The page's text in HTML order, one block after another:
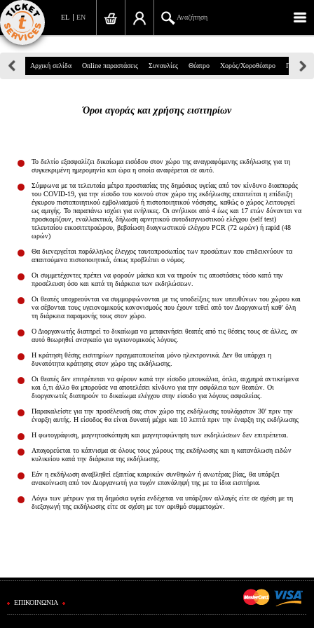
EN
EL Αναζήτηση
Πανεπιστημίου 39, Αθήνα
info@ticketservices.gr
Σύνδεση/Εγγραφή
Παραγγελία
Αναζήτηση παραγγελίας
Προσωπικά Δεδομένα
Πληροφορίες
Είσοδος διαχειριστή
Αρχική σελίδα Online παραστάσεις Συναυλίες Θέατρο Χορός/Χοροθέατρο Παιδικά
Όροι αγοράς και χρήσης εισιτηρίων
Το δελτίο εξασφαλίζει δικαίωμα εισόδου στον χώρο της αναγραφόμενης εκδήλωσης για τη
συγκεκριμένη ημερομηνία και ώρα η οποία αναφέρεται σε αυτό.
Σύμφωνα με τα τελευταία μέτρα προστασίας της δημόσιας υγείας από τον κίνδυνο διασποράς
του COVID-19, για την είσοδο του κοινού στον χώρο της εκδήλωσης απαιτείται η επίδειξη
έγκυρου πιστοποιητικού εμβολιασμού ή πιστοποιητικού νόσησης, καθώς ο χώρος λειτουργεί
ως αμιγής. Το παραπάνω ισχύει για ενήλικες. Οι ανήλικοι από 4 έως και 17 ετών δύνανται να
προσκομίζουν, εναλλακτικά, δήλωση αρνητικού αυτοδιαγνωστικού ελέγχου (self test)
τελευταίου εικοσιτετραώρου, βεβαίωση διαγνωστικού ελέγχου PCR (72 ωρών) ή rapid (48
ωρών)
Θα διενεργείται παράλληλος έλεγχος ταυτοπροσωπίας των προσώπων που επιδεικνύουν τα
απαιτούμενα πιστοποιητικά, όπως προβλέπει ο νόμος.
Οι συμμετέχοντες πρέπει να φορούν μάσκα και να τηρούν τις αποστάσεις τόσο κατά την
προσέλευση όσο και κατά τη διάρκεια των εκδηλώσεων.
Οι θεατές υποχρεούνται να συμμορφώνονται με τις υποδείξεις των υπευθύνων του χώρου και
να σέβονται τους υγειονομικούς κανονισμούς που έχουν τεθεί από τον Διοργανωτή καθ' όλη
τη διάρκεια παραμονής τους στον χώρο.
Ο Διοργανωτής διατηρεί το δικαίωμα να μετακινήσει θεατές από τις θέσεις τους σε άλλες, αν
αυτό θεωρηθεί αναγκαίο για υγειονομικούς λόγους.
Η κράτηση θέσης εισιτηρίων πραγματοποιείται μόνο ηλεκτρονικά. Δεν θα υπάρχει η
δυνατότητα κράτησης στον χώρο της εκδήλωσης.
Οι θεατές δεν επιτρέπεται να φέρουν κατά την είσοδο μπουκάλια, όπλα, αιχμηρά αντικείμενα
και ό,τι άλλο θα μπορούσε να αποτελέσει κίνδυνο για την ασφάλεια των θεατών. Οι
διοργανωτές διατηρούν το δικαίωμα ελέγχου στην είσοδο για λόγους ασφαλείας.
Παρακαλείστε για την προσέλευσή σας στον χώρο της εκδήλωσης τουλάχιστον 30' πριν την
έναρξη αυτής. Η είσοδος θα είναι δυνατή μέχρι και 10 λεπτά πριν την έναρξη της εκδήλωσης
Η φωτογράφιση, μαγνητοσκόπηση και μαγνητοφώνηση των εκδηλώσεων δεν επιτρέπεται.
Απαγορεύεται το κάπνισμα σε όλους τους χώρους της εκδήλωσης και η κατανάλωση ειδών
κυλικείου κατά την διάρκεια της εκδήλωσης.
Εάν η εκδήλωση αναβληθεί εξαιτίας καιρικών συνθηκών ή ανωτέρας βίας, θα υπάρξει
ανακοίνωση από τον Διοργανωτή για τυχόν επανάληψή της με τα ίδια εισιτήρια.
Λόγω των μέτρων για τη δημόσια υγεία ενδέχεται να υπάρξουν αλλαγές είτε σε σχέση με τη
διεξαγωγή της εκδήλωσης είτε σε σχέση με τον αριθμό συμμετοχών.
ΕΠΙΚΟΙΝΩΝΙΑ